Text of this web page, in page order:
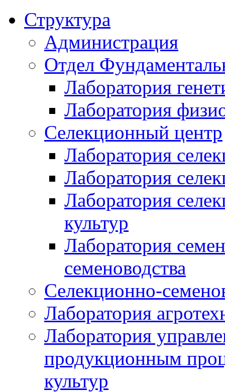
Структура
Администрация
Отдел
Лаборатория
Лаборатория
Селекционный центр
Лаборатория
Лаборатория
Лаборатория
культур
Лаборатория
семеноводства
Селекционно-
Лаборатория
Лаборатория
продукционным
культур